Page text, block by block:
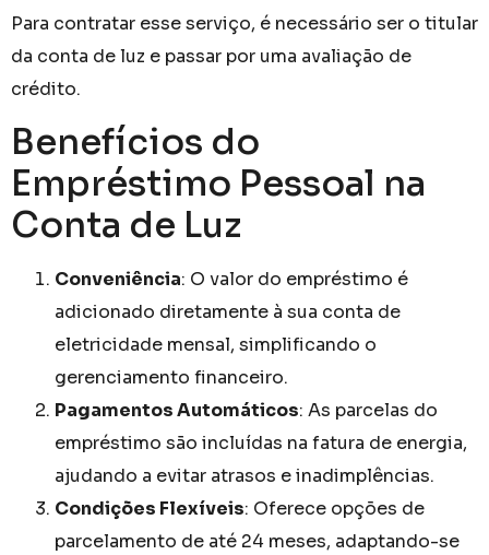
Para contratar esse serviço, é necessário ser o titular
da conta de luz e passar por uma avaliação de
crédito.
Benefícios do
Empréstimo Pessoal na
Conta de Luz
Conveniência: O valor do empréstimo é
adicionado diretamente à sua conta de
eletricidade mensal, simplificando o
gerenciamento financeiro.
Pagamentos Automáticos: As parcelas do
empréstimo são incluídas na fatura de energia,
ajudando a evitar atrasos e inadimplências.
Condições Flexíveis: Oferece opções de
parcelamento de até 24 meses, adaptando-se